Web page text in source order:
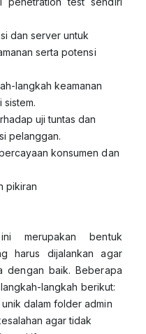
dan server untuk
serta potensi
langkah keamanan
sistem.
uji tuntas dan
pelanggan.
konsumen dan
pikiran
merupakan bentuk
harus dijalankan agar
dengan baik. Beberapa
langkah berikut:
dalam folder admin
agar tidak